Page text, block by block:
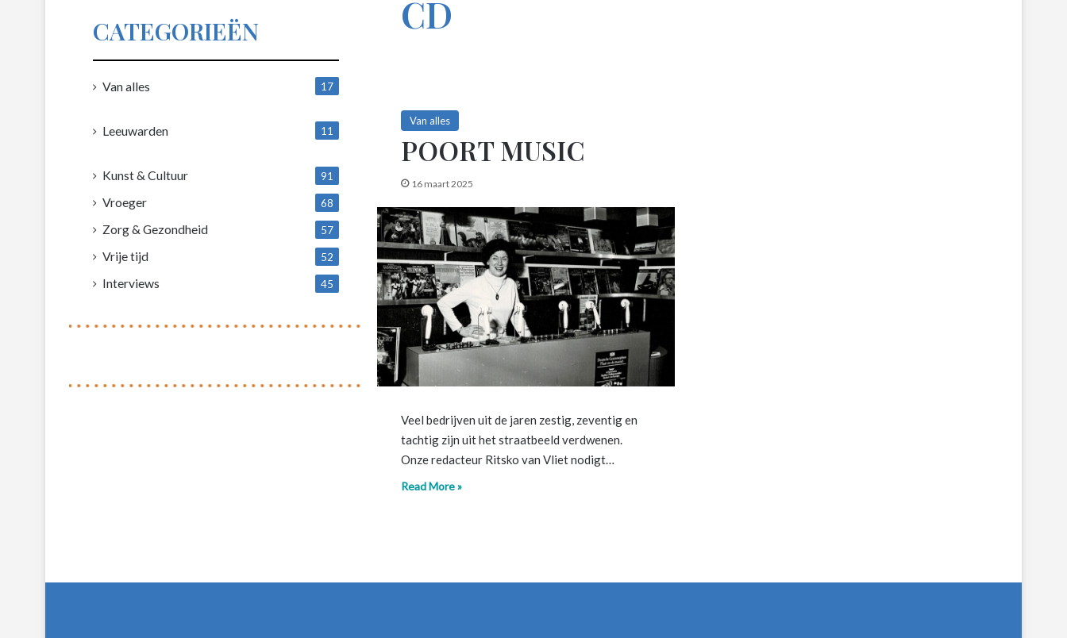
CD
Van alles
POORT MUSIC
16 maart 2025
Veel bedrijven uit de jaren zestig, zeventig en
tachtig zijn uit het straatbeeld verdwenen.
Onze redacteur Ritsko van Vliet nodigt…
Read More »
CATEGORIEËN
Van alles
17
Leeuwarden
11
Kunst & Cultuur 91
Vroeger 68
Zorg & Gezondheid 57
Vrije tijd 52
Interviews 45